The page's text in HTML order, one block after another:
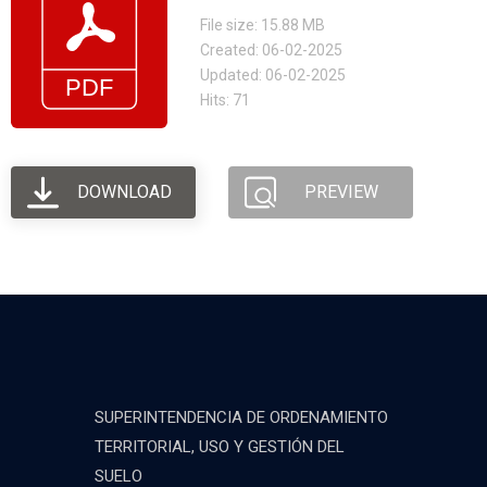
File size: 15.88 MB
Created: 06-02-2025
Updated: 06-02-2025
Hits: 71
DOWNLOAD PREVIEW
SUPERINTENDENCIA DE ORDENAMIENTO
TERRITORIAL, USO Y GESTIÓN DEL
SUELO